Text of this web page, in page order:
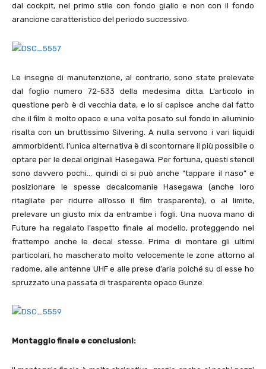
dal cockpit, nel primo stile con fondo giallo e non con il fondo
arancione caratteristico del periodo successivo.
Le insegne di manutenzione, al contrario, sono state prelevate
dal foglio numero 72-533 della medesima ditta. L’articolo in
questione però è di vecchia data, e lo si capisce anche dal fatto
che il film è molto opaco e una volta posato sul fondo in alluminio
risalta con un bruttissimo Silvering. A nulla servono i vari liquidi
ammorbidenti, l’unica alternativa è di scontornare il più possibile o
optare per le decal originali Hasegawa. Per fortuna, questi stencil
sono davvero pochi… quindi ci si può anche “tappare il naso” e
posizionare le spesse decalcomanie Hasegawa (anche loro
ritagliate per ridurre all’osso il film trasparente), o al limite,
prelevare un giusto mix da entrambe i fogli. Una nuova mano di
Future ha regalato l’aspetto finale al modello, proteggendo nel
frattempo anche le decal stesse. Prima di montare gli ultimi
particolari, ho mascherato molto velocemente le zone attorno al
radome, alle antenne UHF e alle prese d’aria poiché su di esse ho
spruzzato una passata di trasparente opaco Gunze.
Montaggio finale e conclusioni: